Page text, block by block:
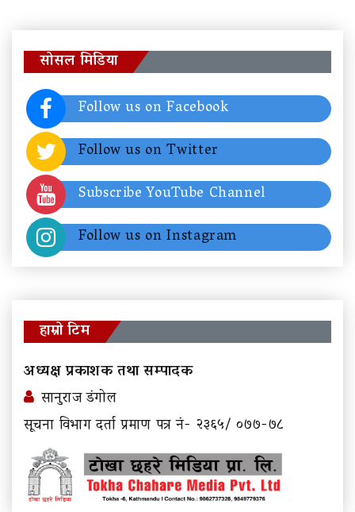
सोसल मिडिया
Follow us on Facebook
Follow us on Twitter
Subscribe YouTube Channel
Follow us on Instagram
हाम्रो टिम
अध्यक्ष प्रकाशक तथा सम्पादक
सानुराज डंगोल
सूचना विभाग दर्ता प्रमाण पत्र नं- २३६५/ ०७७-७८